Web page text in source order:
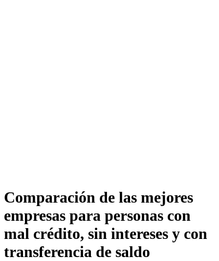
Comparación de las mejores
empresas para personas con
mal crédito, sin intereses y con
transferencia de saldo